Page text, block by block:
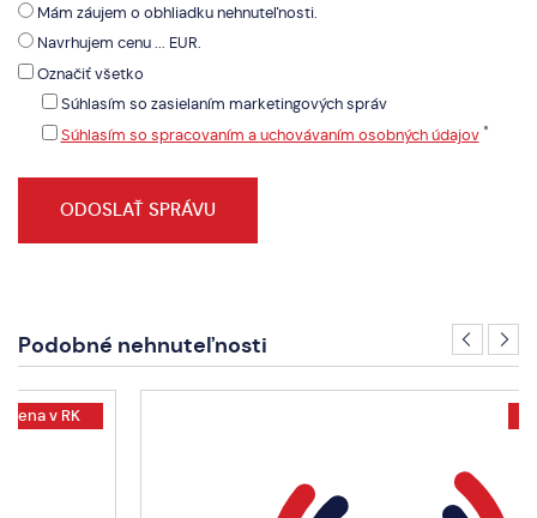
Mám záujem o obhliadku nehnuteľnosti.
Navrhujem cenu ... EUR.
Označiť všetko
Súhlasím so zasielaním marketingových správ
Súhlasím so spracovaním a uchovávaním osobných údajov *
Podobné nehnuteľnosti